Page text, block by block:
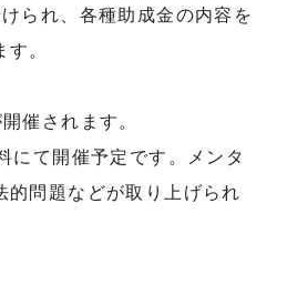
られ、各種助成金の内容を
。
催されます。
て開催予定です。メンタ
的問題などが取り上げられ